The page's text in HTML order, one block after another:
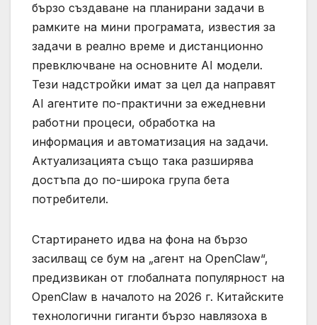
бързо създаване на планирани задачи в
рамките на мини програмата, известия за
задачи в реално време и дистанционно
превключване на основните AI модели.
Тези надстройки имат за цел да направят
AI агентите по-практични за ежедневни
работни процеси, обработка на
информация и автоматизация на задачи.
Актуализацията също така разширява
достъпа до по-широка група бета
потребители.
Стартирането идва на фона на бързо
засилващ се бум на „агент на OpenClaw“,
предизвикан от глобалната популярност на
OpenClaw в началото на 2026 г. Китайските
технологични гиганти бързо навлязоха в